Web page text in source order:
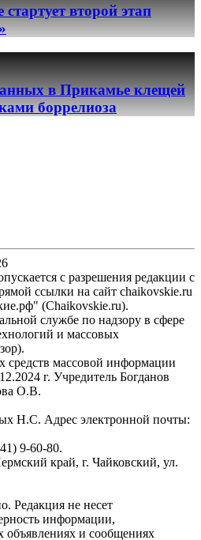
второй этап
в Прикамье клещей
боррелиоза
с разрешения редакции с
ссылки на сайт chaikovskie.ru
(Chaikovskie.ru).
службе по надзору в сфере
и массовых
средств массовой информации
г. Учредитель Богданов
О.В.
Н.С. Адрес электронной почты:
9-60-80.
край, г. Чайковский, ул.
Редакция не несет
информации,
объявлениях и сообщениях